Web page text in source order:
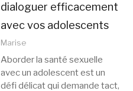
dialoguer efficacement
avec vos adolescents
Marise
Aborder la santé sexuelle
avec un adolescent est un
défi délicat qui demande tact,